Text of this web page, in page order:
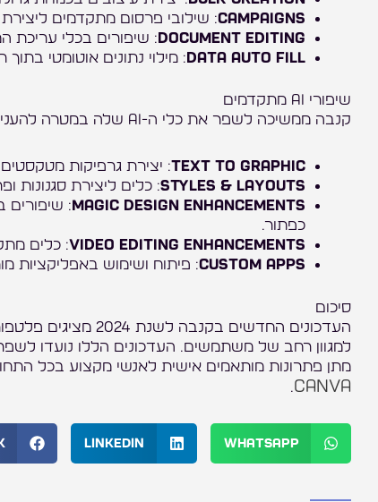
Campaigns: שילובי פרסום מתקדמים ליצירת
Document Editing : שיפורים בכלי עריכת
Data Auto Fill : מילוי נתונים אוטומטי בתוך
שיפורי AI מתקדמים
קנבה ממשיכה לשפר את כלי ה-AI שלה במטרה להעניק למשתמשים יכולות עיצוב מתקדמות יותר:
Text to Graphic: יצירת גרפיקות
Styles & Layouts: כלים ליצירת סגנונות
Magic Design Enhancements
כפתור.
Video Editing Enhancements: כלים
Custom Apps: פיתוח ושימוש באפליקציות
סיכום
העדכונים החדשים
למגוון רחב של משתמשים. העדכונים הללו נועדו
מתן פתרונות מותאמים אישית לאנשי מקצוע בכל
Canva
.
WhatsApp
LinkedIn